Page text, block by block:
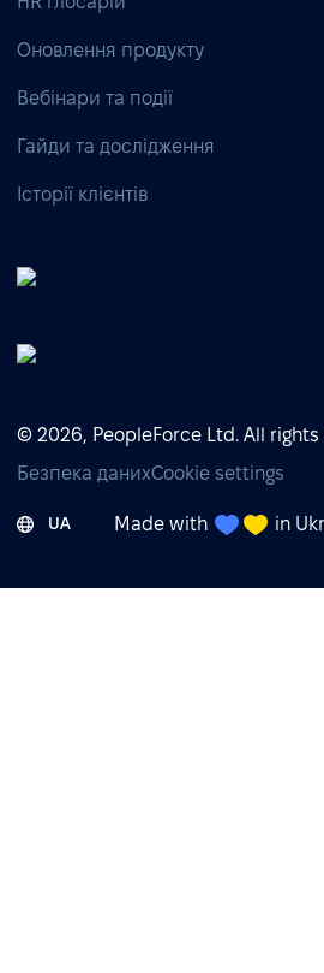
Оновлення продукту
Вебінари та події
Гайди та дослідження
Історії клієнтів
© 2026, PeopleForce Ltd. All rights
Безпека данихCookie settings
UA Made with in